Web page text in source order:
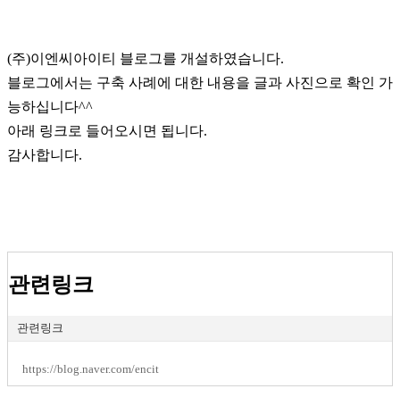
(주)이엔씨아이티 블로그를 개설하였습니다.
블로그에서는 구축 사례에 대한 내용을 글과 사진으로 확인 가
능하십니다^^
아래 링크로 들어오시면 됩니다.
감사합니다.
관련링크
관련링크
https://blog.naver.com/encit